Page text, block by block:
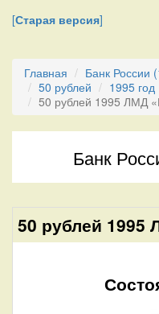
[Старая версия]
Главная Банк России
50 рублей
1995 год
50 рублей 1995 ЛМД
Банк
50 рублей